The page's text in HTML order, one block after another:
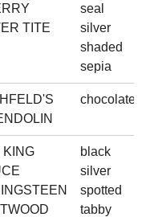
TITE
seal
silver
shaded
sepia
chocolate
KING
black
silver
spotted
tabby